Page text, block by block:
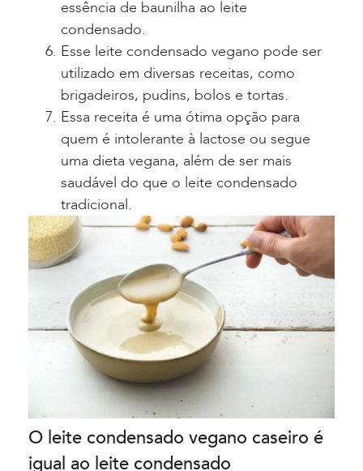
essência de baunilha ao leite
condensado.
Esse leite condensado vegano pode ser
utilizado em diversas receitas, como
brigadeiros, pudins, bolos e tortas.
Essa receita é uma ótima opção para
quem é intolerante à lactose ou segue
uma dieta vegana, além de ser mais
saudável do que o leite condensado
tradicional.
O leite condensado vegano caseiro é
igual ao leite condensado